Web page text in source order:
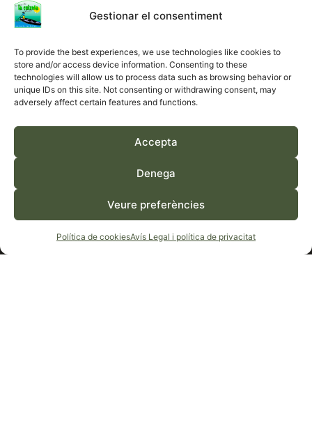
Gestionar el consentiment
To provide the best experiences, we use technologies like cookies to
store and/or access device information. Consenting to these
technologies will allow us to process data such as browsing behavior or
unique IDs on this site. Not consenting or withdrawing consent, may
adversely affect certain features and functions.
Accepta
Denega
Veure preferències
Política de cookiesAvís Legal i política de privacitat
RESERVAR AHORA
LO MAS DE LA CUIXOTA